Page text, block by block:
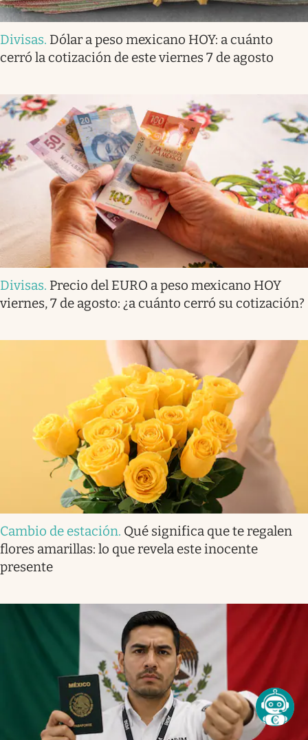
Divisas. Dólar a peso mexicano HOY: a cuánto
cerró la cotización de este viernes 7 de agosto
Divisas. Precio del EURO a peso mexicano HOY
viernes, 7 de agosto: ¿a cuánto cerró su cotización?
Cambio de estación. Qué significa que te regalen
flores amarillas: lo que revela este inocente
presente